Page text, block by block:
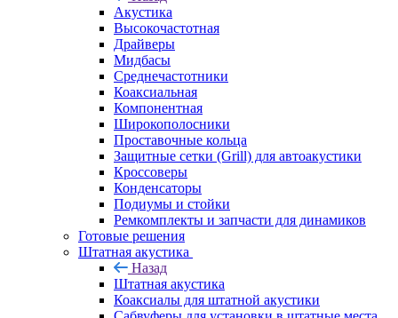
Акустика
Высокочастотная
Драйверы
Мидбасы
Среднечастотники
Коаксиальная
Компонентная
Широкополосники
Проставочные кольца
Защитные сетки (Grill) для автоакустики
Кроссоверы
Конденсаторы
Подиумы и стойки
Ремкомплекты и запчасти для динамиков
Готовые решения
Штатная акустика
Назад
Штатная акустика
Коаксиалы для штатной акустики